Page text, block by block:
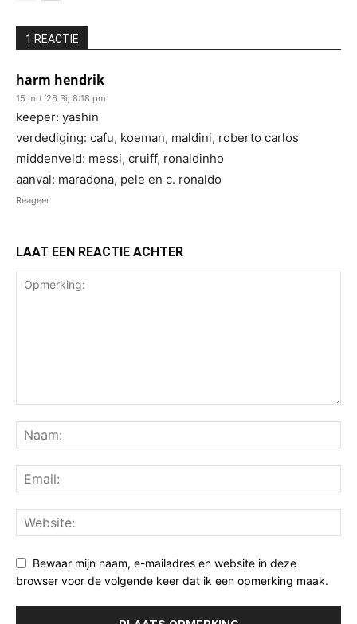
1 REACTIE
harm hendrik
15 mrt ’26 Bij 8:18 pm
keeper: yashin
verdediging: cafu, koeman, maldini, roberto carlos
middenveld: messi, cruiff, ronaldinho
aanval: maradona, pele en c. ronaldo
Reageer
LAAT EEN REACTIE ACHTER
Bewaar mijn naam, e-mailadres en website in deze
browser voor de volgende keer dat ik een opmerking maak.